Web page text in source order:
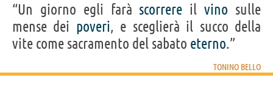
“Un giorno egli farà scorrere ilvino sulle
mense dei poveri, e sceglierà il succo della
vite come sacramento del sabato eterno.”
TONINO BELLO